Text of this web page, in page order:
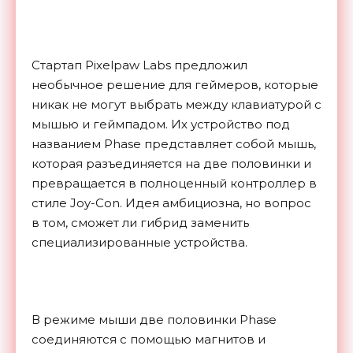
Стартап Pixelpaw Labs предложил
необычное решение для геймеров, которые
никак не могут выбрать между клавиатурой с
мышью и геймпадом. Их устройство под
названием Phase представляет собой мышь,
которая разъединяется на две половинки и
превращается в полноценный контроллер в
стиле Joy-Con. Идея амбициозна, но вопрос
в том, сможет ли гибрид заменить
специализированные устройства.
В режиме мыши две половинки Phase
соединяются с помощью магнитов и